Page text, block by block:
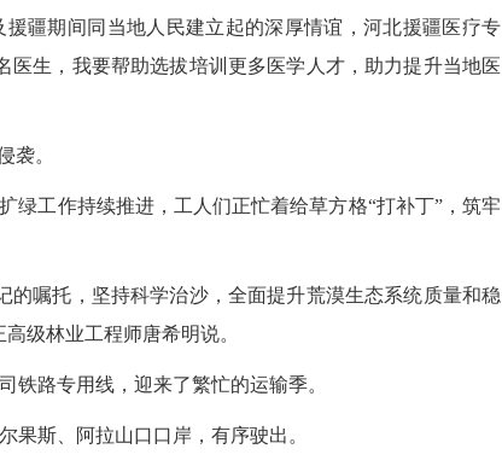
疆期间同当地人民建立起的深厚情谊，河北援疆医疗专
生，我要帮助选拔培训更多医学人才，助力提升当地医
袭。
工作持续推进，工人们正忙着给草方格“打补丁”，筑牢
嘱托，坚持科学治沙，全面提升荒漠生态系统质量和稳
级林业工程师唐希明说。
路专用线，迎来了繁忙的运输季。
斯、阿拉山口口岸，有序驶出。